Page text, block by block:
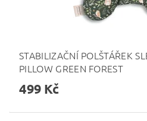
STABILIZAČNÍ POLŠTÁŘEK
PILLOW GREEN FOREST
499 Kč